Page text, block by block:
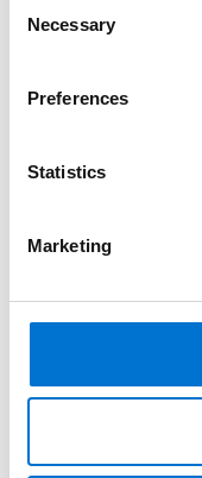
Selection
Necessary
Preferences
Statistics
Marketing